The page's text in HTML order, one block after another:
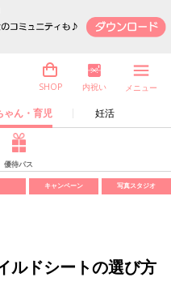
ゃん・育児 妊活
SHOP 内祝い メニュー
優待パス
キャンペーン 写真スタジオ
ルドシートの選び方